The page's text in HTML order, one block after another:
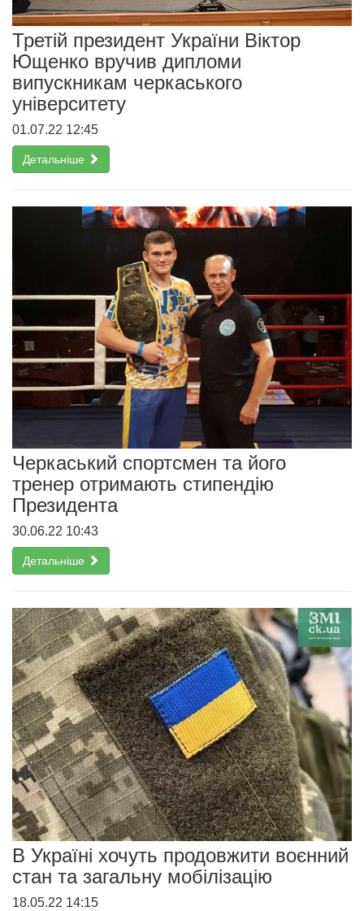
Третій президент України Віктор
Ющенко вручив дипломи
випускникам черкаського
університету
01.07.22 12:45
Детальніше
Черкаський спортсмен та його
тренер отримають стипендію
Президента
30.06.22 10:43
Детальніше
В Україні хочуть продовжити воєнний
стан та загальну мобілізацію
18.05.22 14:15